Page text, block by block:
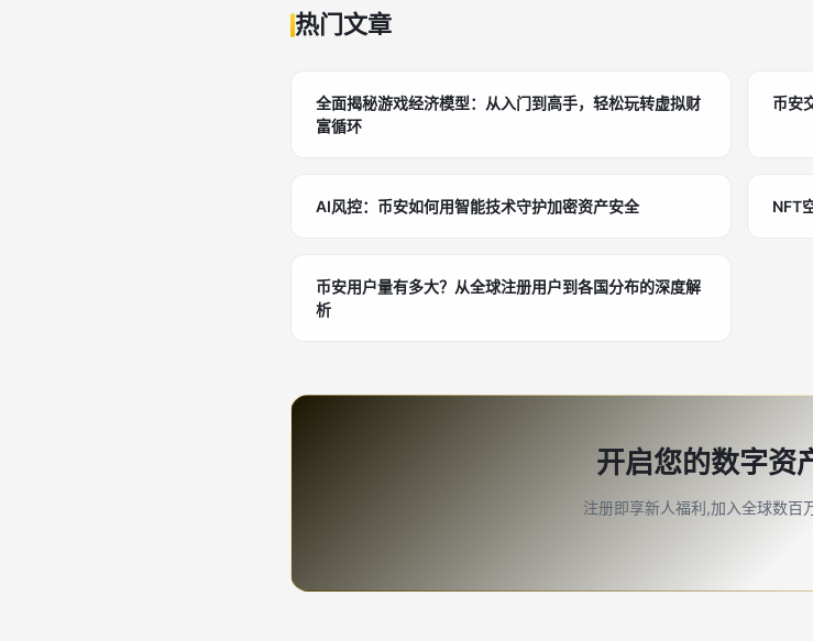
热门文章
全面揭秘游戏经济模型：从入门到高手，轻松玩转虚拟财
富循环
币安
AI风控：币安如何用智能技术守护加密资产安全 NFT
币安用户量有多大？从全球注册用户到各国分布的深度解
析
开启您的数字资
注册即享新人福利,加入全球数百